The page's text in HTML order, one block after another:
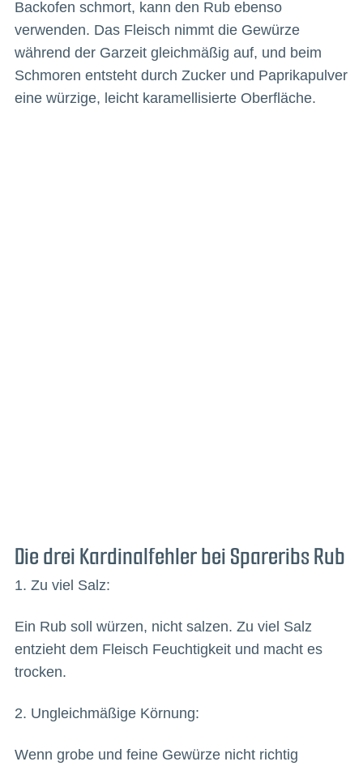
Backofen schmort, kann den Rub ebenso
verwenden. Das Fleisch nimmt die Gewürze
während der Garzeit gleichmäßig auf, und beim
Schmoren entsteht durch Zucker und Paprikapulver
eine würzige, leicht karamellisierte Oberfläche.
Die drei Kardinalfehler bei Spareribs Rub
1. Zu viel Salz:
Ein Rub soll würzen, nicht salzen. Zu viel Salz
entzieht dem Fleisch Feuchtigkeit und macht es
trocken.
2. Ungleichmäßige Körnung:
Wenn grobe und feine Gewürze nicht richtig